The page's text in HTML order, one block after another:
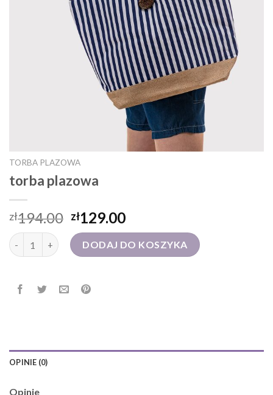
TORBA PLAZOWA
torba plazowa
zł194.00 zł129.00
ilość torba plazowaDODAJ DO KOSZYKA
OPINIE (0)
Opinie